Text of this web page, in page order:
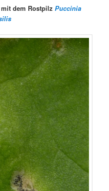
dem Rostpilz Puccinia